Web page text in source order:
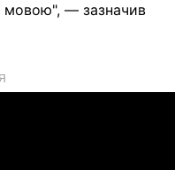
мовою", — зазначив